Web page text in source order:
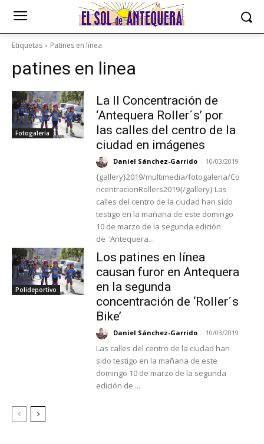
Etiquetas Patines en linea
patines en linea
Fotogalería
La II Concentración de
‘Antequera Roller´s’ por
las calles del centro de la
ciudad en imágenes
Daniel Sánchez-Garrido - 10/03/2019
{gallery}2019/multimedia/fotogaleria/Co
ncentracionRollers2019{/gallery} Las
calles del centro de la ciudad han sido
testigo en la mañana de este domingo
10 de marzo de la segunda edición
de ‘Antequera...
Polideportivo
Los patines en línea
causan furor en Antequera
en la segunda
concentración de ‘Roller´s
Bike’
Daniel Sánchez-Garrido - 10/03/2019
Las calles del centro de la ciudad han
sido testigo en la mañana de este
domingo 10 de marzo de la segunda
edición de ...